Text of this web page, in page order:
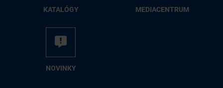
KA­TA­LÓ­GY ME­DIA­CEN­TRUM
NO­VIN­KY